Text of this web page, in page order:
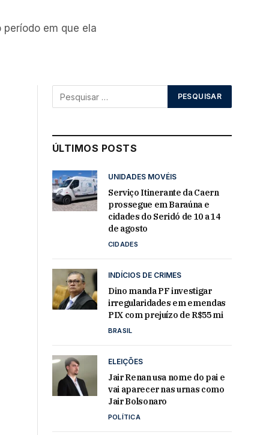
em que ela
ÚLTIMOS POSTS
UNIDADES MOVÉIS
Serviço Itinerante da Caern
prossegue em Baraúna e
cidades do Seridó de 10 a 14
de agosto
CIDADES
INDÍCIOS DE CRIMES
Dino manda PF investigar
irregularidades em emendas
PIX com prejuízo de R$55 mi
BRASIL
ELEIÇÕES
Jair Renan usa nome do pai e
vai aparecer nas urnas como
Jair Bolsonaro
POLÍTICA